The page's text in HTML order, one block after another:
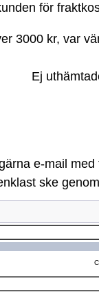
för
3000 kr, var
Ej
e-mail
ske